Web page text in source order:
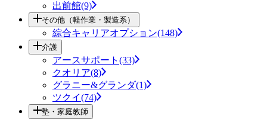
出前館(9)
その他（軽作業・製造系）
綜合キャリアオプション(148)
介護
アースサポート(33)
クオリア(8)
グラニー&グランダ(1)
ツクイ(74)
塾・家庭教師